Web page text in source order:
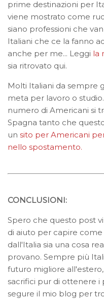
prime destinazioni per
viene mostrato come
siano professioni che
Italiani che ce la fanno
anche per me... Leggi la
sia ritrovato qui.
Molti Italiani da sempre
meta per lavoro o
numero di Americani si
Spagna tanto che
un sito per Americani
nello spostamento.
CONCLUSIONI:
Spero che questo post
di aiuto per capire
dall'Italia sia una cosa
provano. Sempre più
futuro migliore
sacrifici pur di ottenere i
segure il mio blog per